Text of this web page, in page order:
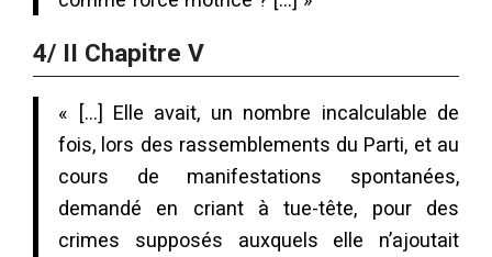
4/ II Chapitre V
« […] Elle avait, un nombre incalculable de
fois, lors des rassemblements du Parti, et au
cours de manifestations spontanées,
demandé en criant à tue-tête, pour des
crimes supposés auxquels elle n’ajoutait